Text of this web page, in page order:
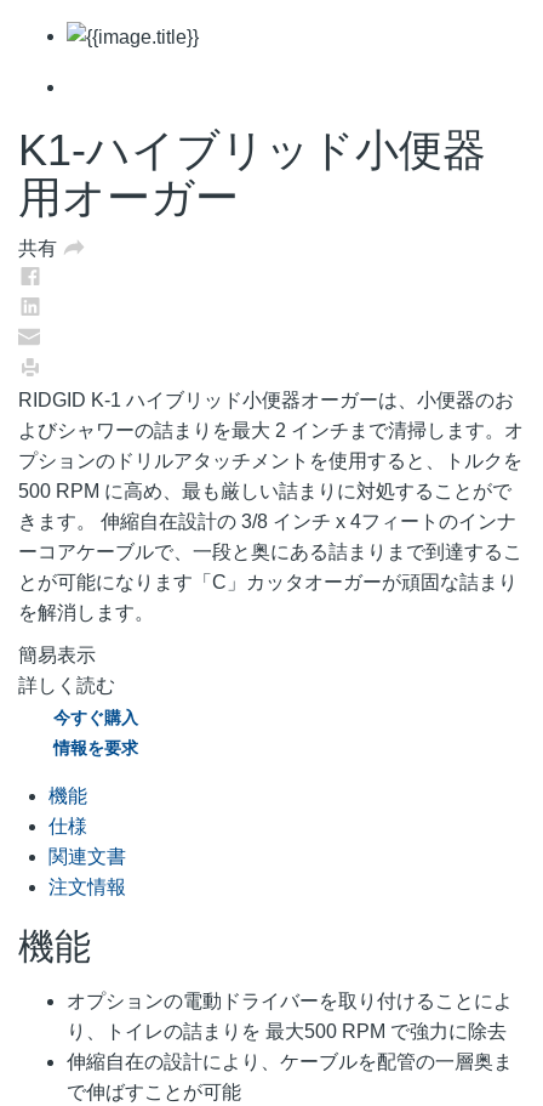
K1-ハイブリッド小便器
用オーガー
共有
RIDGID K-1 ハイブリッド小便器オーガーは、小便器のお
よびシャワーの詰まりを最大 2 インチまで清掃します。オ
プションのドリルアタッチメントを使用すると、トルクを
500 RPM に高め、最も厳しい詰まりに対処することがで
きます。 伸縮自在設計の 3/8 インチ x 4フィートのインナ
ーコアケーブルで、一段と奥にある詰まりまで到達するこ
とが可能になります「C」カッタオーガーが頑固な詰まり
を解消します。
簡易表示
詳しく読む
今すぐ購入
情報を要求
機能
仕様
関連文書
注文情報
機能
オプションの電動ドライバーを取り付けることによ
り、トイレの詰まりを 最大500 RPM で強力に除去
伸縮自在の設計により、ケーブルを配管の一層奥ま
で伸ばすことが可能